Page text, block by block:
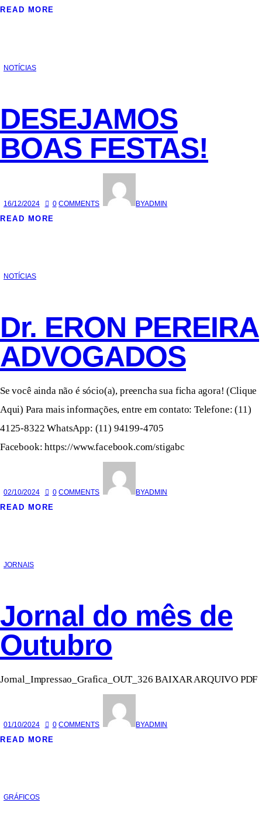
READ MORE
NOTÍCIAS
DESEJAMOS
BOAS FESTAS!
16/12/2024 0 COMMENTS BYADMIN
READ MORE
NOTÍCIAS
Dr. ERON PEREIRA
ADVOGADOS
Se você ainda não é sócio(a), preencha sua ficha agora! (Clique
Aqui) Para mais informações, entre em contato: Telefone: (11)
4125-8322 WhatsApp: (11) 94199-4705
Facebook: https://www.facebook.com/stigabc
02/10/2024 0 COMMENTS BYADMIN
READ MORE
JORNAIS
Jornal do mês de
Outubro
Jornal_Impressao_Grafica_OUT_326 BAIXAR ARQUIVO PDF
01/10/2024 0 COMMENTS BYADMIN
READ MORE
GRÁFICOS